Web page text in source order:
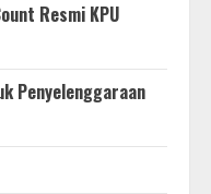
Resmi KPU
Penyelenggaraan